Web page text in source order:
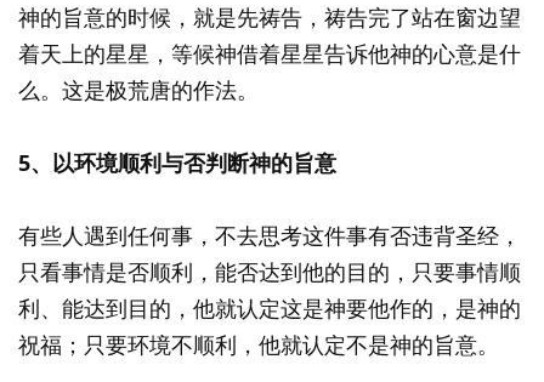
神的旨意的时候，就是先祷告，祷告完了站在窗边望
着天上的星星，等候神借着星星告诉他神的心意是什
么。这是极荒唐的作法。
5、以环境顺利与否判断神的旨意
有些人遇到任何事，不去思考这件事有否违背圣经，
只看事情是否顺利，能否达到他的目的，只要事情顺
利、能达到目的，他就认定这是神要他作的，是神的
祝福；只要环境不顺利，他就认定不是神的旨意。